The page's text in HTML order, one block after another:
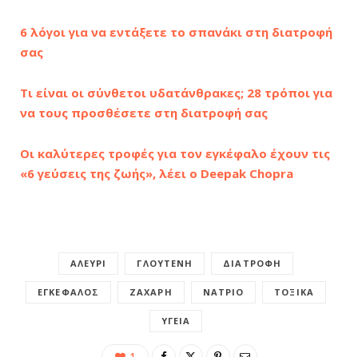
6 λόγοι για να εντάξετε το σπανάκι στη διατροφή
σας
Τι είναι οι σύνθετοι υδατάνθρακες; 28 τρόποι για
να τους προσθέσετε στη διατροφή σας
Οι καλύτερες τροφές για τον εγκέφαλο έχουν τις
«6 γεύσεις της ζωής», λέει ο Deepak Chopra
ΑΛΕΎΡΙ ΓΛΟΥΤΈΝΗ ΔΙΑΤΡΟΦΉ
ΕΓΚΈΦΑΛΟΣ ΖΆΧΑΡΗ ΝΆΤΡΙΟ ΤΟΞΙΚΆ
ΥΓΕΊΑ